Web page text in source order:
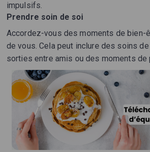
impulsifs.
Prendre soin de soi
Accordez-vous des moments de bien-
de vous. Cela peut inclure des soins
sorties entre amis ou des moments de